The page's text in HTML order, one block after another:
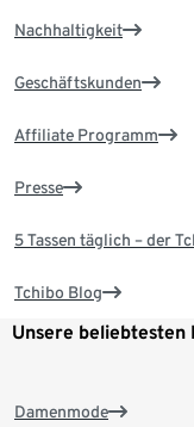
Nachhaltigkeit
Geschäftskunden
Affiliate Programm
Presse
5 Tassen täglich – der
Tchibo Blog
Unsere beliebtesten
Damenmode